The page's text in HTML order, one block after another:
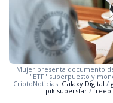
Mujer presenta documento
"ETF" superpuesto y
CriptoNoticias. Galaxy Digital /
pikisuperstar /